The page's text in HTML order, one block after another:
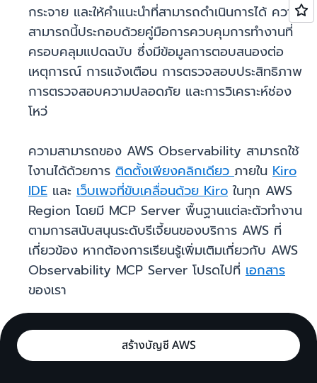
กระจาย และให้คำแนะนำที่สามารถดำเนินการได้ ความ
สามารถนี้ประกอบด้วยคู่มือการควบคุมการทำงานที่
ครอบคลุมแปดฉบับ ซึ่งมีข้อมูลการตอบสนองต่อ
เหตุการณ์ การแจ้งเตือน การตรวจสอบประสิทธิภาพ
การตรวจสอบความปลอดภัย และการวิเคราะห์ช่อง
โหว่
ความสามารถของ AWS Observability สามารถใช้
ไงานได้ด้วยการ ติดตั้งเพียงคลิกเดียวภายใน Kiro
IDE และ เว็บเพจที่ขับเคลื่อนด้วย Kiro ในทุก AWS
Region โดยมี MCP Server พื้นฐานแต่ละตัวทำงาน
ตามการสนับสนุนระดับรีเจี้ยนของบริการ AWS ที่
เกี่ยวข้อง หากต้องการเรียนรู้เพิ่มเติมเกี่ยวกับ AWS
Observability MCP Server โปรดไปที่ เอกสาร
ของเรา
สร้างบัญชี AWS